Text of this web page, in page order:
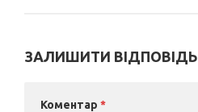
ЗАЛИШИТИ ВІДПОВІДЬ
Коментар *